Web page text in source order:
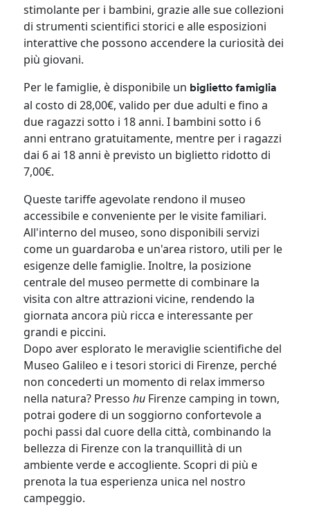
stimolante per i bambini, grazie alle sue collezioni
di strumenti scientifici storici e alle esposizioni
interattive che possono accendere la curiosità dei
più giovani.​
Per le famiglie, è disponibile un biglietto famiglia
al costo di 28,00€, valido per due adulti e fino a
due ragazzi sotto i 18 anni. I bambini sotto i 6
anni entrano gratuitamente, mentre per i ragazzi
dai 6 ai 18 anni è previsto un biglietto ridotto di
7,00€.
Queste tariffe agevolate rendono il museo
accessibile e conveniente per le visite familiari.​
All'interno del museo, sono disponibili servizi
come un guardaroba e un'area ristoro, utili per le
esigenze delle famiglie. Inoltre, la posizione
centrale del museo permette di combinare la
visita con altre attrazioni vicine, rendendo la
giornata ancora più ricca e interessante per
grandi e piccini.
Dopo aver esplorato le meraviglie scientifiche del
Museo Galileo e i tesori storici di Firenze, perché
non concederti un momento di relax immerso
nella natura? Pressohu Firenze camping in town,
potrai godere di un soggiorno confortevole a
pochi passi dal cuore della città, combinando la
bellezza di Firenze con la tranquillità di un
ambiente verde e accogliente. Scopri di più e
prenota la tua esperienza unica nel nostro
campeggio.